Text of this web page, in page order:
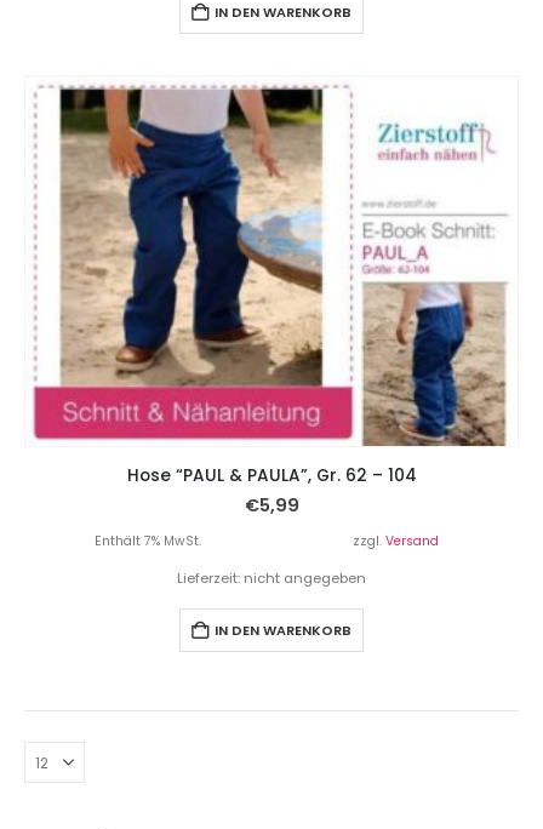
IN DEN WARENKORB
Hose “PAUL & PAULA”, Gr. 62 – 104
€5,99
Enthält 7% MwSt. zzgl. Versand
Lieferzeit: nicht angegeben
IN DEN WARENKORB